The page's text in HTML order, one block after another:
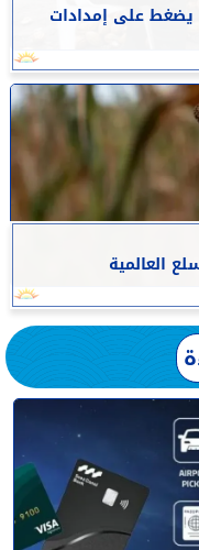
يضغط على إمدادات
العالمية